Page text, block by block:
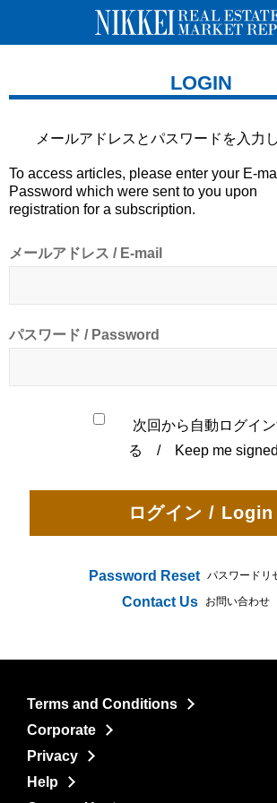
LOGIN
メールアドレスとパスワードを 入力
To access articles, please enter your E-
Password which were sent to you upon
registration for a subscription.
メールアドレス / E-mail
パスワード / Password
次回から自動ログイ
る / Keep me
Password Reset パスワードリ
Contact Us お問い合わせ
Terms and Conditions
Corporate
Privacy
Help